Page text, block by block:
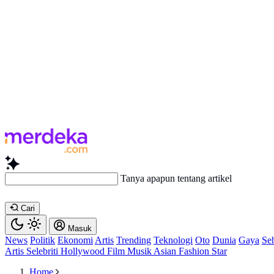
Bac
Cari
Masuk
News Politik Ekonomi Artis Trending Teknologi Oto Dunia Gaya
Artis Selebriti Hollywood Film Musik Asian Fashion Star
Home